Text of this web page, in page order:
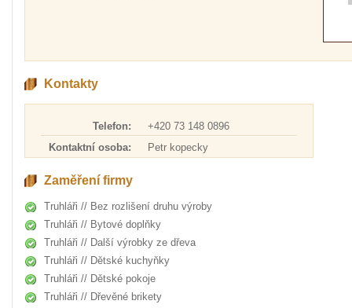
Kontakty
Telefon:
+420 73 148 0896
Kontaktní osoba:
Petr kopecky
Zaměření firmy
Truhláři // Bez rozlišení druhu výroby
Truhláři // Bytové doplňky
Truhláři // Další výrobky ze dřeva
Truhláři // Dětské kuchyňky
Truhláři // Dětské pokoje
Truhláři // Dřevěné brikety